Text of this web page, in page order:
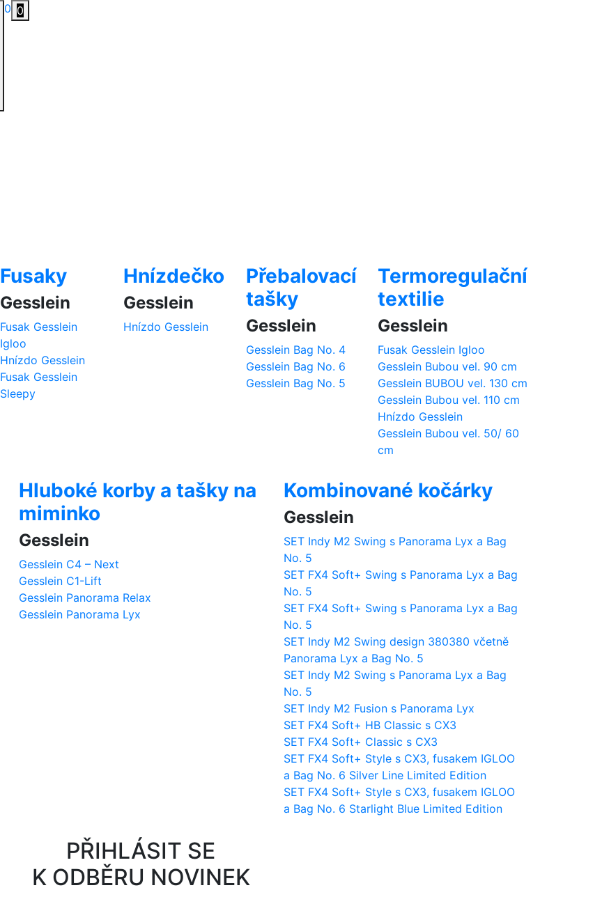
0 0
Fusaky
Gesslein
Fusak Gesslein
Igloo
Hnízdo Gesslein
Fusak Gesslein
Sleepy
Hnízdečko
Gesslein
Hnízdo Gesslein
Přebalovací
tašky
Gesslein
Gesslein Bag No. 4
Gesslein Bag No. 6
Gesslein Bag No. 5
Termoregulační
textilie
Gesslein
Fusak Gesslein Igloo
Gesslein Bubou vel. 90 cm
Gesslein BUBOU vel. 130 cm
Gesslein Bubou vel. 110 cm
Hnízdo Gesslein
Gesslein Bubou vel. 50/ 60
cm
Hluboké korby a tašky na
miminko
Gesslein
Gesslein C4 – Next
Gesslein C1-Lift
Gesslein Panorama Relax
Gesslein Panorama Lyx
Kombinované kočárky
Gesslein
SET Indy M2 Swing s Panorama Lyx a Bag
No. 5
SET FX4 Soft+ Swing s Panorama Lyx a Bag
No. 5
SET FX4 Soft+ Swing s Panorama Lyx a Bag
No. 5
SET Indy M2 Swing design 380380 včetně
Panorama Lyx a Bag No. 5
SET Indy M2 Swing s Panorama Lyx a Bag
No. 5
SET Indy M2 Fusion s Panorama Lyx
SET FX4 Soft+ HB Classic s CX3
SET FX4 Soft+ Classic s CX3
SET FX4 Soft+ Style s CX3, fusakem IGLOO
a Bag No. 6 Silver Line Limited Edition
SET FX4 Soft+ Style s CX3, fusakem IGLOO
a Bag No. 6 Starlight Blue Limited Edition
PŘIHLÁSIT SE
K ODBĚRU NOVINEK